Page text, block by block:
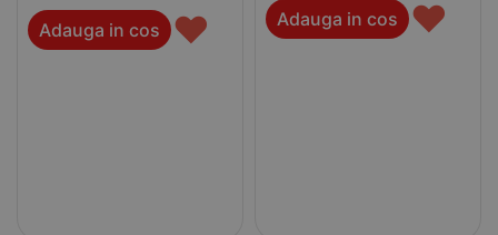
Adauga in cos ♥ Adauga in cos ♥